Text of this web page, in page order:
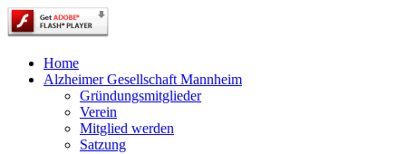
Home
Alzheimer Gesellschaft Mannheim
Gründungsmitglieder
Verein
Mitglied werden
Satzung